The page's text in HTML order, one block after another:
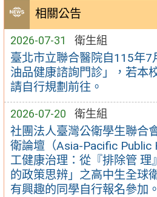
相關公告
2026-07-31 衛生組
臺北市立聯合醫院自115年7
油品健康諮詢門診」，若本
請自行規劃前往。
2026-07-20 衛生組
社團法人臺灣公衛學生聯合
衛論壇（Asia-Pacific
工健康治理：從『排除管 理
的政策思辨」之高中生全球
有興趣的同學自行報名參加。